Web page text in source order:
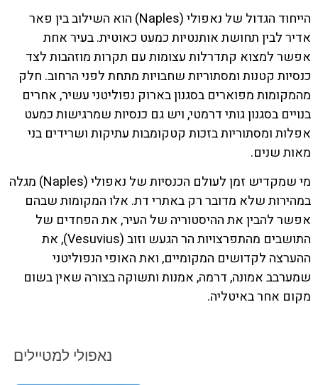
הייחוד הגדול של נאפולי (Naples) הוא השילוב בין פאר
אדיר לבין תחושת אותנטיות כמעט כאוטית. בעיר אחת
אפשר למצוא קתדרלות עצומות עם תקרות מוזהבות לצד
כנסיות קטנות ומסתוריות שחבויות מתחת לפני הרחוב. חלק
מהמקומות מפוארים בסגנון בארוק נפוליטני עשיר, אחרים
בנויים בסגנון גותי דרמטי, ויש גם כנסיות שמרגישות כמעט
אפלות ומסתוריות בזכות קטקומבות עתיקות ושרידים בני
מאות שנים.
מי שמקדיש זמן לעולם הכנסיות של נאפולי (Naples) מגלה
במהירות שלא מדובר רק באתרי דת. אלו המקומות שבהם
אפשר להבין את ההיסטוריה של העיר, את הפחדים של
התושבים מהתפרצויות הר הגעש וזוב (Vesuvius), את
ההערצה לקדושים המקומיים, ואת האופי הנפוליטני
שמערבב אמונה, דרמה, אמנות ותשוקה בצורה שאין בשום
מקום אחר באיטליה.